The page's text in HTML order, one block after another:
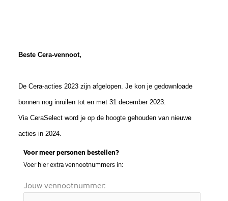
Beste Cera-vennoot,
De Cera-acties 2023 zijn afgelopen. Je kon je gedownloade
bonnen nog inruilen tot en met 31 december 2023.
Via CeraSelect word je op de hoogte gehouden van nieuwe
acties in 2024.
Voor meer personen bestellen?
Voer hier extra vennootnummers in:
Jouw vennootnummer: